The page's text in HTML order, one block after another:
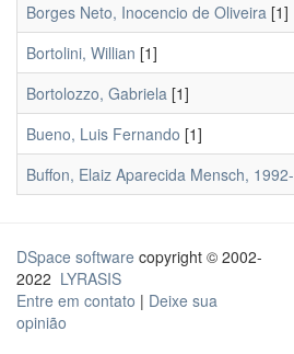
Borges Neto, Inocencio de Oliveira [1]
Bortolini, Willian [1]
Bortolozzo, Gabriela [1]
Bueno, Luis Fernando [1]
Buffon, Elaiz Aparecida Mensch, 1992-
DSpace software copyright © 2002-
2022 LYRASIS
Entre em contato | Deixe sua
opinião